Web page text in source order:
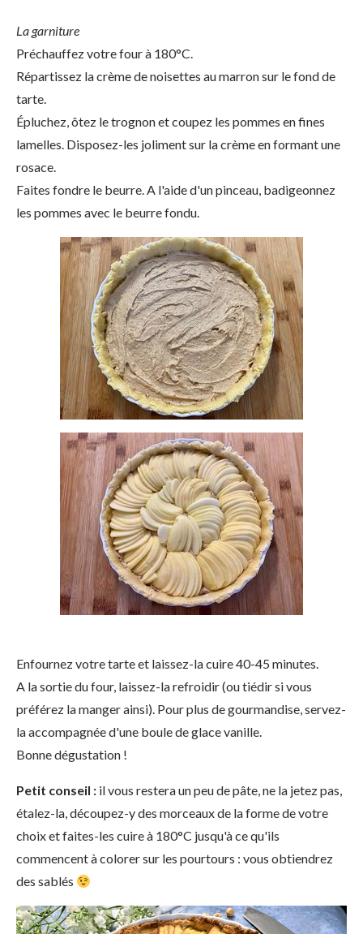
La garniture
Préchauffez votre four à 180°C.
Répartissez la crème de noisettes au marron sur le fond de
tarte.
Épluchez, ôtez le trognon et coupez les pommes en fines
lamelles. Disposez-les joliment sur la crème en formant une
rosace.
Faites fondre le beurre. A l'aide d'un pinceau, badigeonnez
les pommes avec le beurre fondu.
Enfournez votre tarte et laissez-la cuire 40-45 minutes.
A la sortie du four, laissez-la refroidir (ou tiédir si vous
préférez la manger ainsi). Pour plus de gourmandise, servez-
la accompagnée d'une boule de glace vanille.
Bonne dégustation !
Petit conseil : il vous restera un peu de pâte, ne la jetez pas,
étalez-la, découpez-y des morceaux de la forme de votre
choix et faites-les cuire à 180°C jusqu'à ce qu'ils
commencent à colorer sur les pourtours : vous obtiendrez
des sablés